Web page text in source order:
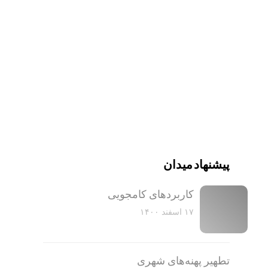
پیشنهاد میدان
کاربرد‌های کامجویی
۱۷ اسفند ۱۴۰۰
تطهیر پهنه‌های شهری